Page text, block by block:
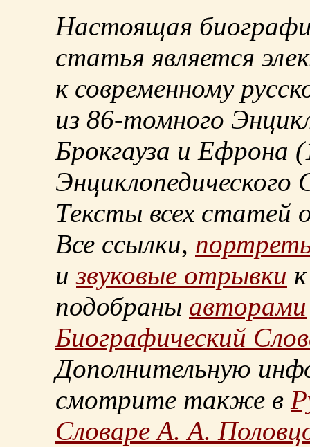
Настоящая
статья является
к современному
из 86-томного
Брокгауза и Ефрона
Энциклопедического
Тексты всех статей
Все ссылки,
извуковые отрывки
подобраны авторами
Биографический
Дополнительную
смотрите также в
Словаре А. А.